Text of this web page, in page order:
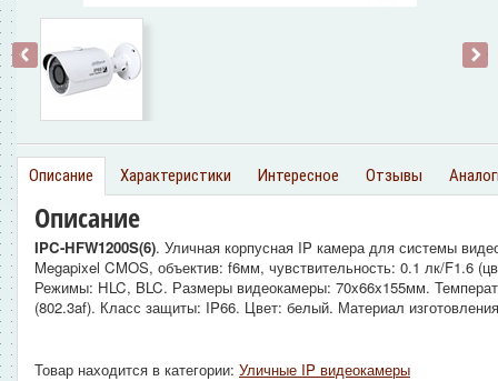
‹ ›
Описание Характеристики Интересное Отзывы
Описание
IPC-HFW1200S(6). Уличная корпусная IP камера для системы
Megapixel CMOS, объектив: f6мм, чувствительность: 0.1 лк/F1.6
Режимы: HLC, BLC. Размеры видеокамеры: 70x66x155мм.
(802.3af). Класс защиты: IP66. Цвет: белый. Материал
Товар находится в категории: Уличные IP видеокамеры